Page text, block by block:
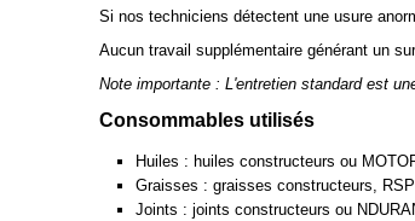
Si nos techniciens détectent une usure
Aucun travail supplémentaire générant un
Note importante : L'entretien standard est
Consommables utilisés
Huiles : huiles constructeurs ou
Graisses : graisses constructeurs,
Joints : joints constructeurs ou